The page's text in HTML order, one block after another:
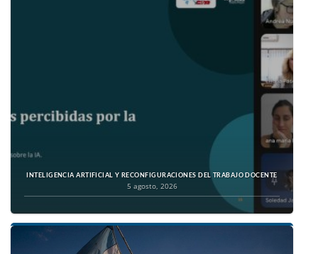
INTELIGENCIA ARTIFICIAL Y RECONFIGURACIONES DEL TRABAJO DOCENTE
5 agosto, 2026